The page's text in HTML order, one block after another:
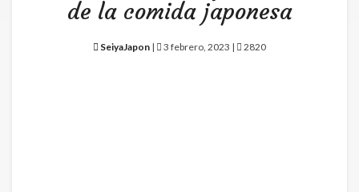
de la comida japonesa
SeiyaJapon | 3 febrero, 2023 | 2820